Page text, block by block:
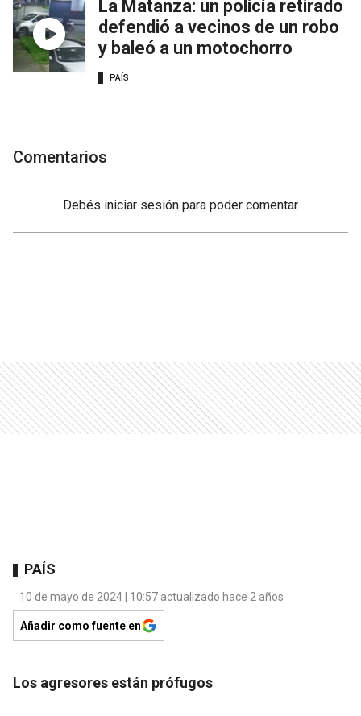
La Matanza: un policía retirado
defendió a vecinos de un robo
y baleó a un motochorro
PAÍS
Comentarios
Debés iniciar sesión para poder comentar
PAÍS
10 de mayo de 2024 | 10:57 actualizado hace 2 años
Añadir como fuente en
Los agresores están prófugos